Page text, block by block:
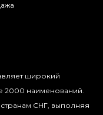
широкий
2000 наименований.
СНГ, выполняя